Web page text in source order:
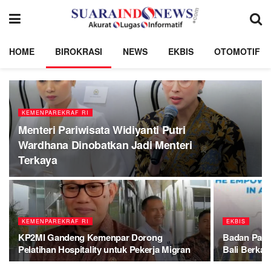
HOME BIROKRASI NEWS EKBIS OTOMOTIF
KEMENPAREKRAF RI
Menteri Pariwisata Widiyanti Putri
Wardhana Dinobatkan Jadi Menteri
Terkaya
KEMENPAREKRAF RI
KP2MI Gandeng Kemenpar Dorong
Pelatihan Hospitality untuk Pekerja Migran
EKBIS
Badan
Bali Berkat